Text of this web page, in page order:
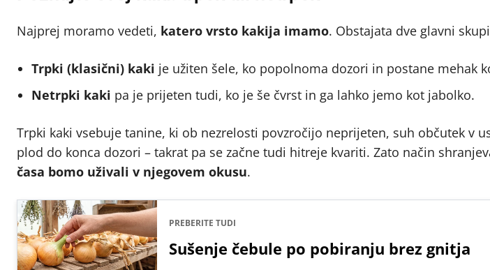
Najprej moramo vedeti, katero vrsto kakija imamo. Obstajata dve glavni
Trpki (klasični) kaki je užiten šele, ko popolnoma dozori in postane mehak
Netrpki kaki pa je prijeten tudi, ko je še čvrst in ga lahko jemo kot jabolko.
Trpki kaki vsebuje tanine, ki ob nezrelosti povzročijo neprijeten, suh občutek v
plod do konca dozori – takrat pa se začne tudi hitreje kvariti. Zato način
časa bomo uživali v njegovem okusu.
PREBERITE TUDI
Sušenje čebule po pobiranju brez gnitja